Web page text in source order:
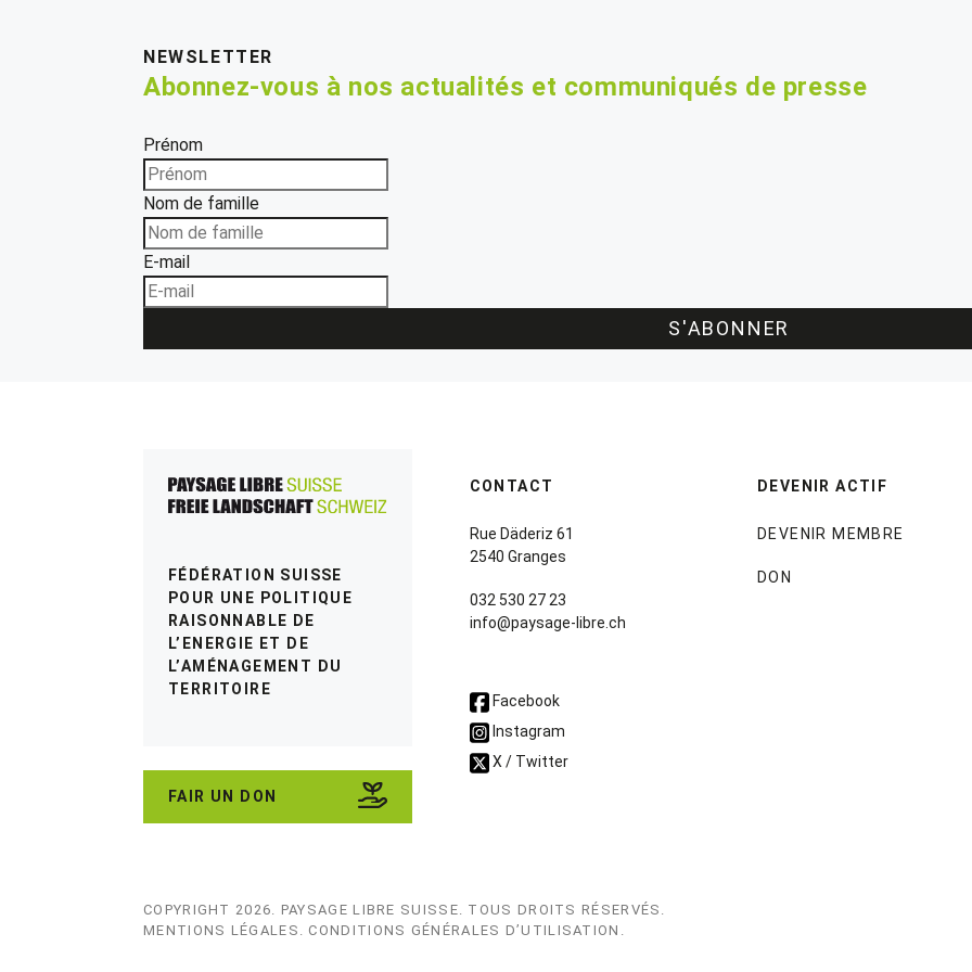
NEWSLETTER
Abonnez-vous à nos actualités et communiqués de presse
Prénom
Nom de famille
E-mail
S'ABONNER
FÉDÉRATION SUISSE
POUR UNE POLITIQUE
RAISONNABLE DE
L’ENERGIE ET DE
L’AMÉNAGEMENT DU
TERRITOIRE
FAIR UN DON
CONTACT
Rue Däderiz 61
2540 Granges
032 530 27 23
info@paysage-libre.ch
Facebook
Instagram
X / Twitter
DEVENIR ACTIF
DEVENIR MEMBRE
DON
COPYRIGHT 2026. PAYSAGE LIBRE SUISSE. TOUS DROITS RÉSERVÉS.
MENTIONS LÉGALES . CONDITIONS GÉNÉRALES D’UTILISATION .